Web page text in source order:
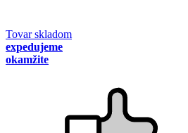
Tovar skladom
expedujeme
okamžite